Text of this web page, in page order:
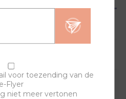
met een van de andere
voor toezending van de
e-Flyer
niet meer vertonen